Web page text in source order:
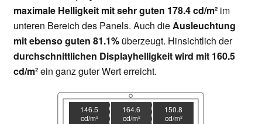
maximale Helligkeit mit sehr guten 178.4 cd/m² im
unteren Bereich des Panels. Auch dieAusleuchtung
mit ebenso guten 81.1% überzeugt. Hinsichtlich der
durchschnittlichen Displayhelligkeit wird mit 160.5
cd/m²ein ganz guter Wert erreicht.
146.5
cd/m²
164.6
cd/m²
150.8
cd/m²